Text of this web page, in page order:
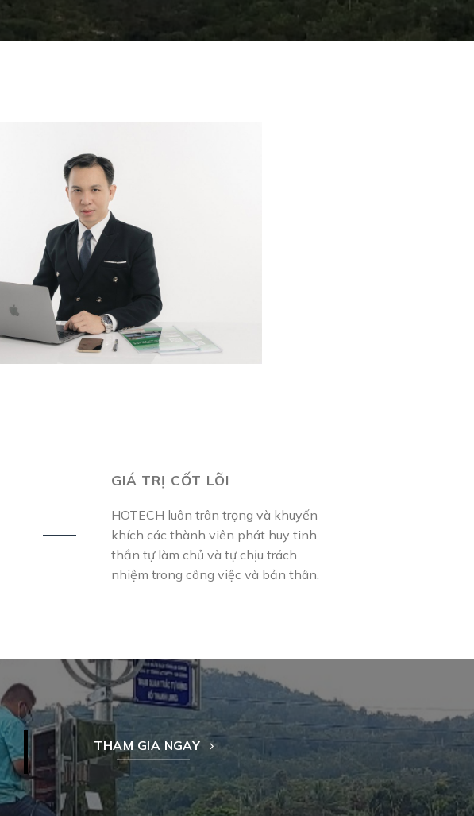
GIÁ TRỊ CỐT LÕI
HOTECH luôn trân trọng và khuyến
khích các thành viên phát huy tinh
thần tự làm chủ và tự chịu trách
nhiệm trong công việc và bản thân.
THAM GIA NGAY